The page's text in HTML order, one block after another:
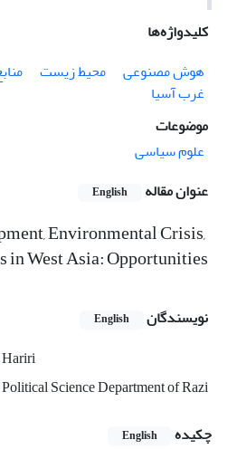
کلیدواژه‌ها
هوش مصنوعی
محیط زیست
غرب آسیا
موضوعات
علوم سیاسی
عنوان مقاله
English
Environmental Crisis,
in West Asia: Opportunities
نویسندگان English
Science Department of Razi
چکیده
English